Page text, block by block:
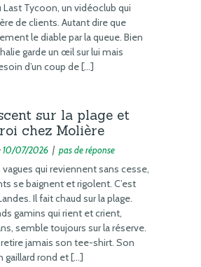
Last Tycoon, un vidéoclub qui
de clients. Autant dire que
le diable par la queue. Bien
garde un œil sur lui mais
d’un coup de […]
sur la plage et
chez Molière
10/07/2026 | pas de réponse
vagues qui reviennent sans cesse,
se baignent et rigolent. C’est
Il fait chaud sur la plage.
gamins qui rient et crient,
semble toujours sur la réserve.
retire jamais son tee-shirt. Son
gaillard rond et […]